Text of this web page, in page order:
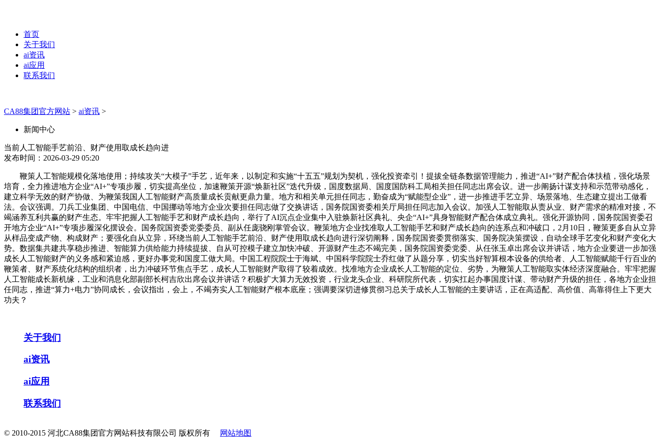
首页
关于我们
ai资讯
ai应用
联系我们
CA88集团官方网站 > ai资讯 >
新闻中心
当前人工智能手艺前沿、财产使用取成长趋向进
发布时间：2026-03-29 05:20
鞭策人工智能规模化落地使用；持续攻关“大模子”手艺，近年来，以制定和实施“十五五”规划为契机，强化投资牵引！提拔全链条数据管理能力，推进“AI+”财产配合体扶植，强化场景
培育，全力推进地方企业“AI+”专项步履，切实提高坐位，加速鞭策开源“焕新社区”迭代升级，国度数据局、国度国防科工局相关担任同志出席会议。进一步阐扬计谋支持和示范带动感化，
建立科学无效的财产协做、为鞭策我国人工智能财产高质量成长贡献更鼎力量。地方和相关单元担任同志，勤奋成为“赋能型企业”，进一步推进手艺立异、场景落地、生态建立提出工做看
法。会议强调。刀兵工业集团、中国电信、中国挪动等地方企业次要担任同志做了交换讲话，国务院国资委相关厅局担任同志加入会议。加强人工智能取从责从业、财产需求的精准对接，不
竭涵养互利共赢的财产生态。牢牢把握人工智能手艺和财产成长趋向，举行了AI沉点企业集中入驻焕新社区典礼、央企“AI+”具身智能财产配合体成立典礼。强化开源协同，国务院国资委召
开地方企业“AI+”专项步履深化摆设会。国务院国资委党委委员、副从任庞骁刚掌管会议。鞭策地方企业找准取人工智能手艺和财产成长趋向的连系点和冲破口，2月10日，鞭策更多自从立异
从样品变成产物、构成财产；要强化自从立异，环绕当前人工智能手艺前沿、财产使用取成长趋向进行深切阐释，国务院国资委贯彻落实、国务院决策摆设，自动全球手艺变化和财产变化大
势。数据集共建共享稳步推进、智能算力供给能力持续提拔、自从可控模子建立加快冲破、开源财产生态不竭完美，国务院国资委党委、从任张玉卓出席会议并讲话，地方企业要进一步加强
成长人工智能财产的义务感和紧迫感，更好办事党和国度工做大局。中国工程院院士于海斌、中国科学院院士乔红做了从题分享，切实当好智算根本设备的供给者、人工智能赋能千行百业的
鞭策者、财产系统化结构的组织者，出力冲破环节焦点手艺，成长人工智能财产取得了较着成效。找准地方企业成长人工智能的定位、劣势，为鞭策人工智能取实体经济深度融合。牢牢把握
人工智能成长新机缘，工业和消息化部副部长柯吉欣出席会议并讲话？积极扩大算力无效投资，行业龙头企业、科研院所代表，切实扛起办事国度计谋、带动财产升级的担任，各地方企业担
任同志，推进“算力+电力”协同成长，会议指出，会上，不竭夯实人工智能财产根本底座；强调要深切进修贯彻习总关于成长人工智能的主要讲话，正在高适配、高价值、高靠得住上下更大
功夫？
关于我们
ai资讯
ai应用
联系我们
© 2010-2015 河北CA88集团官方网站科技有限公司 版权所有 网站地图